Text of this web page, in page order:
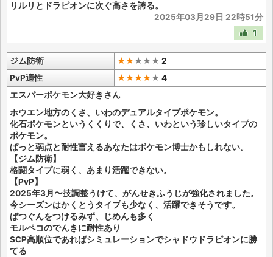
リルリとドラピオンに次ぐ高さを誇る。
2025年03月29日 22時51分
1
ジム防衛 ★★★★★ 2
PvP適性
★★★★★ 4
エスパーポケモン大好きさん
ホウエン地方のくさ、いわのデュアルタイプポケモン。
化石ポケモンというくくりで、くさ、いわという珍しいタイプの
ポケモン。
ぱっと弱点と耐性言えるあなたはポケモン博士かもしれない。
【ジム防衛】
格闘タイプに弱く、あまり活躍できない。
【PvP】
2025年3月〜技調整うけて、がんせきふうじが強化されました。
今シーズンはかくとうタイプも少なく、活躍できそうです。
ばつぐんをつけるみず、じめんも多く
モルペコのでんきに耐性あり
SCP高順位であればシミュレーションでシャドウドラピオンに勝
てる